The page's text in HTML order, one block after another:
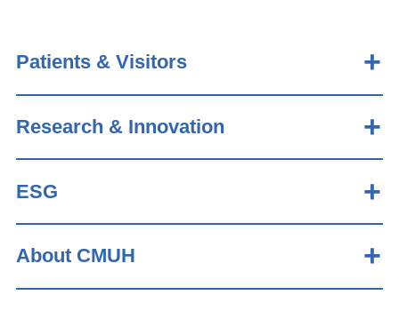
Patients & Visitors
Research & Innovation
ESG
About CMUH